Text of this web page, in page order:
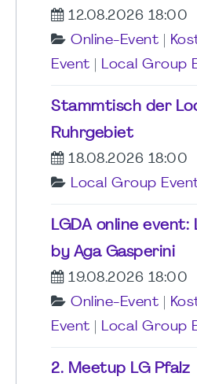
12.08.2026 18:00
Online-Event
Event
Local Group
Stammtisch der
Ruhrgebiet
18.08.2026 18:00
Local Group
LGDA online event:
by Aga Gasperini
19.08.2026 18:00
Online-Event
Event
Local Group
2. Meetup LG Pfalz